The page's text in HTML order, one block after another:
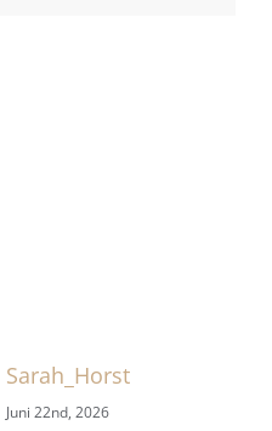
Sarah_Horst
Juni 22nd, 2026